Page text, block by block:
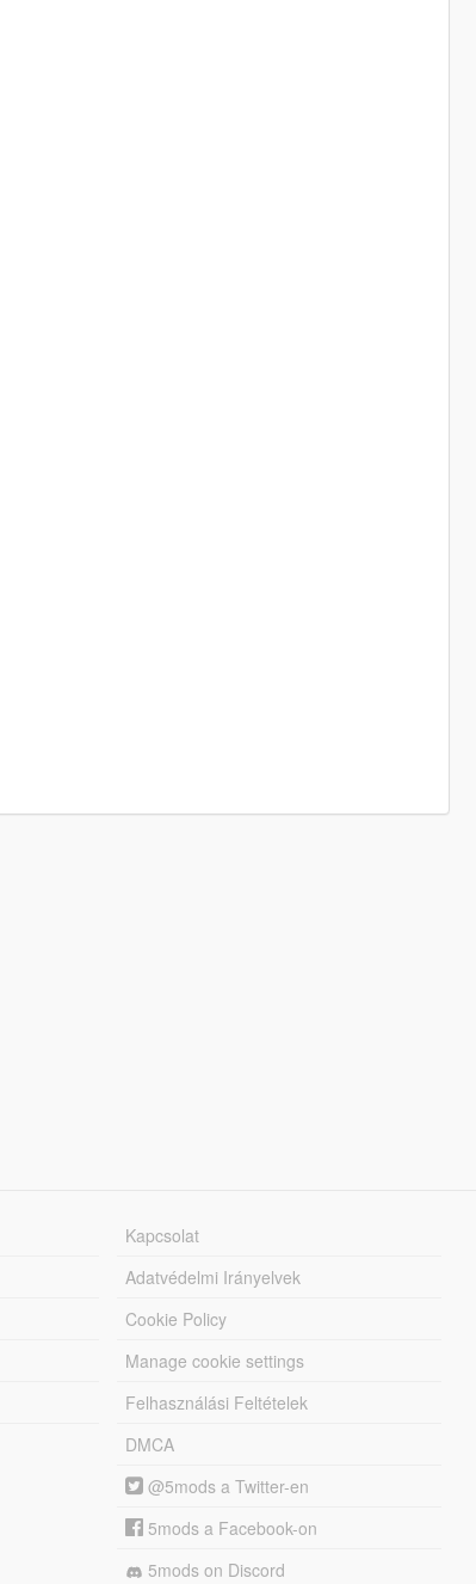
Kapcsolat
Adatvédelmi Irányelvek
Cookie Policy
Manage cookie settings
Felhasználási Feltételek
DMCA
@5mods a Twitter-en
5mods a Facebook-on
5mods on Discord